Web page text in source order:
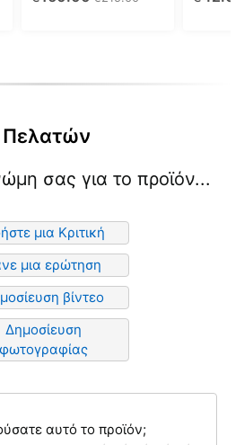
Πελατών
σας για το προϊόν...
μια Κριτική
μια ερώτηση
βίντεο
Δημοσίευση
φωτογραφίας
αυτό το προϊόν;